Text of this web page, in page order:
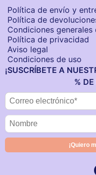
Política de envío y
Política de
Condiciones generales
Política de privacidad
Aviso legal
Condiciones de uso
¡SUSCRÍBETE A
%